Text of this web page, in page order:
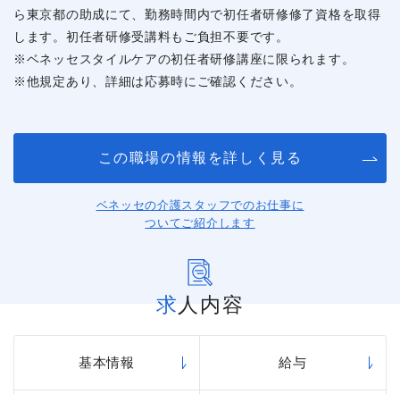
ら東京都の助成にて、勤務時間内で初任者研修修了資格を取得
します。初任者研修受講料もご負担不要です。
※ベネッセスタイルケアの初任者研修講座に限られます。
※他規定あり、詳細は応募時にご確認ください。
この職場の情報を詳しく見る
ベネッセの介護スタッフでのお仕事に
ついてご紹介します
求人内容
基本情報 給与